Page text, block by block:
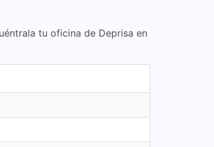
tu oficina de Deprisa en